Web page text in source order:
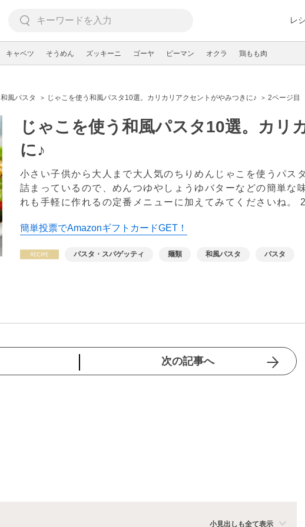
レ
キャベツ そうめん ズッキーニ ゴーヤ ピーマン オクラ 鶏もも肉
和風パスタ じゃこを使う和風パスタ10選。カリカリアクセントがやみつきに♪ 2ページ目
じゃこを使う和風パスタ10選。カリ
に♪
小さい子供から大人まで大人気のちりめんじゃこを使うパス
詰まっているので、めんつゆやしょうゆバターなどの簡単な
れも手軽に作れるの定番メニューに加えてみてくださいね。
簡単投票でAmazonギフトカードGET！
パスタ・スパゲッティ 麺類 和風パスタ パスタ
次の記事へ
小見出しも全て表示